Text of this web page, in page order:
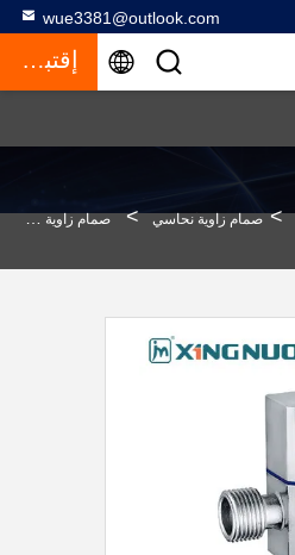
wue3381@outlook.com
إقتباس
> صمام زاوية نحاسي > صمام زاوية من النحاس مع غطاء الزخرفي من الفولاذ المقاوم للصدأ